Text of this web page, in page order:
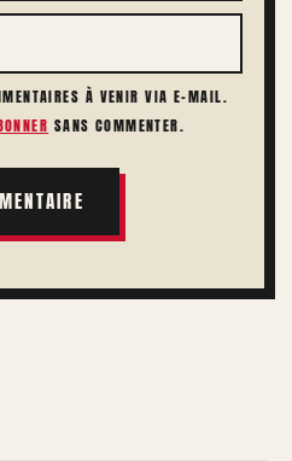
À VENIR VIA E-MAIL.
SANS COMMENTER.